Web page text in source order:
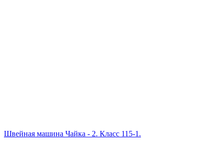
Швейная машина Чайка - 2. Класс 115-1.